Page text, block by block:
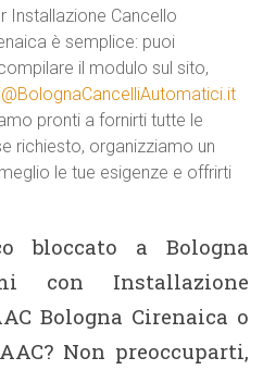
Installazione Cancello
è semplice: puoi
il modulo sul sito,
pronti a fornirti tutte le
richiesto, organizziamo un
le tue esigenze e offrirti
bloccato a Bologna
con Installazione
Bologna Cirenaica o
Non preoccuparti,